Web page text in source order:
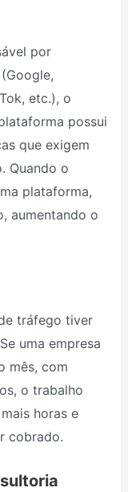
por
etc.), o
possui
que exigem
Quando o
plataforma,
aumentando o
tráfego tiver
uma empresa
mês, com
o trabalho
horas e
cobrado.